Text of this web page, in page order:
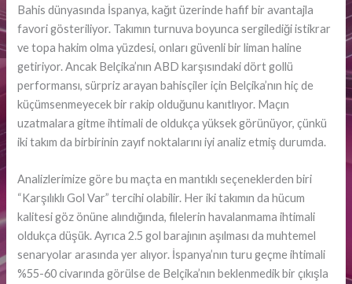
Bahis dünyasında İspanya, kağıt üzerinde hafif bir avantajla
favori gösteriliyor. Takımın turnuva boyunca sergilediği istikrar
ve topa hakim olma yüzdesi, onları güvenli bir liman haline
getiriyor. Ancak Belçika’nın ABD karşısındaki dört gollü
performansı, sürpriz arayan bahisçiler için Belçika’nın hiç de
küçümsenmeyecek bir rakip olduğunu kanıtlıyor. Maçın
uzatmalara gitme ihtimali de oldukça yüksek görünüyor, çünkü
iki takım da birbirinin zayıf noktalarını iyi analiz etmiş durumda.
Analizlerimize göre bu maçta en mantıklı seçeneklerden biri
“Karşılıklı Gol Var” tercihi olabilir. Her iki takımın da hücum
kalitesi göz önüne alındığında, filelerin havalanmama ihtimali
oldukça düşük. Ayrıca 2.5 gol barajının aşılması da muhtemel
senaryolar arasında yer alıyor. İspanya’nın turu geçme ihtimali
%55-60 civarında görülse de Belçika’nın beklenmedik bir çıkışla